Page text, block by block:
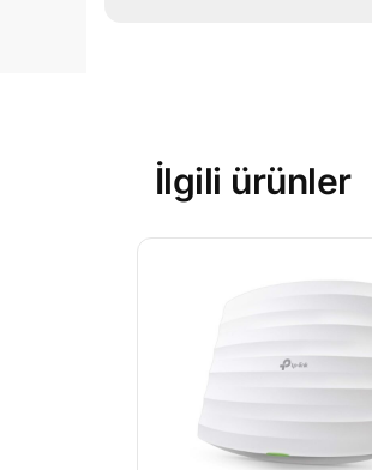
İlgili ürünler